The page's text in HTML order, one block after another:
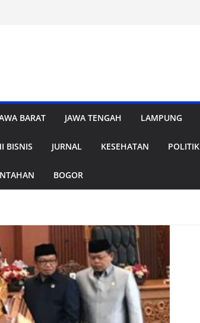
BARAT JAWA TENGAH LAMPUNG
BISNIS JURNAL KESEHATAN POLITIK
BOGOR